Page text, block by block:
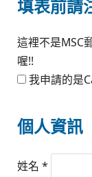
填表前請
這裡不是MSC
喔!!
我申請的是
個人資訊
姓名 *